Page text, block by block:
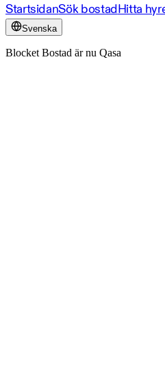
StartsidanSök bostadHitta
Svenska
Blocket Bostad är nu Qasa